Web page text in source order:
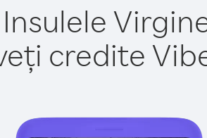
credite